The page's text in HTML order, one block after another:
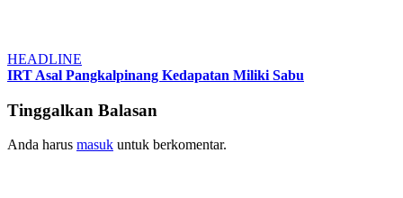
HEADLINE
IRT Asal Pangkalpinang Kedapatan Miliki Sabu
Tinggalkan Balasan
Anda harus masuk untuk berkomentar.